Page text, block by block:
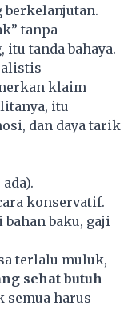
berkelanjutan.
tanpa
tanda bahaya.
klaim
itu
dan daya tarik
konservatif.
baku, gaji
terlalu muluk,
sehat butuh
semua harus